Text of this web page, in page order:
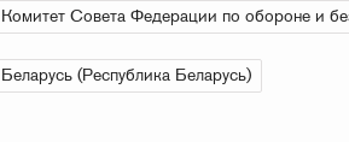
Комитет Совета Федерации по обороне и
Беларусь (Республика Беларусь)